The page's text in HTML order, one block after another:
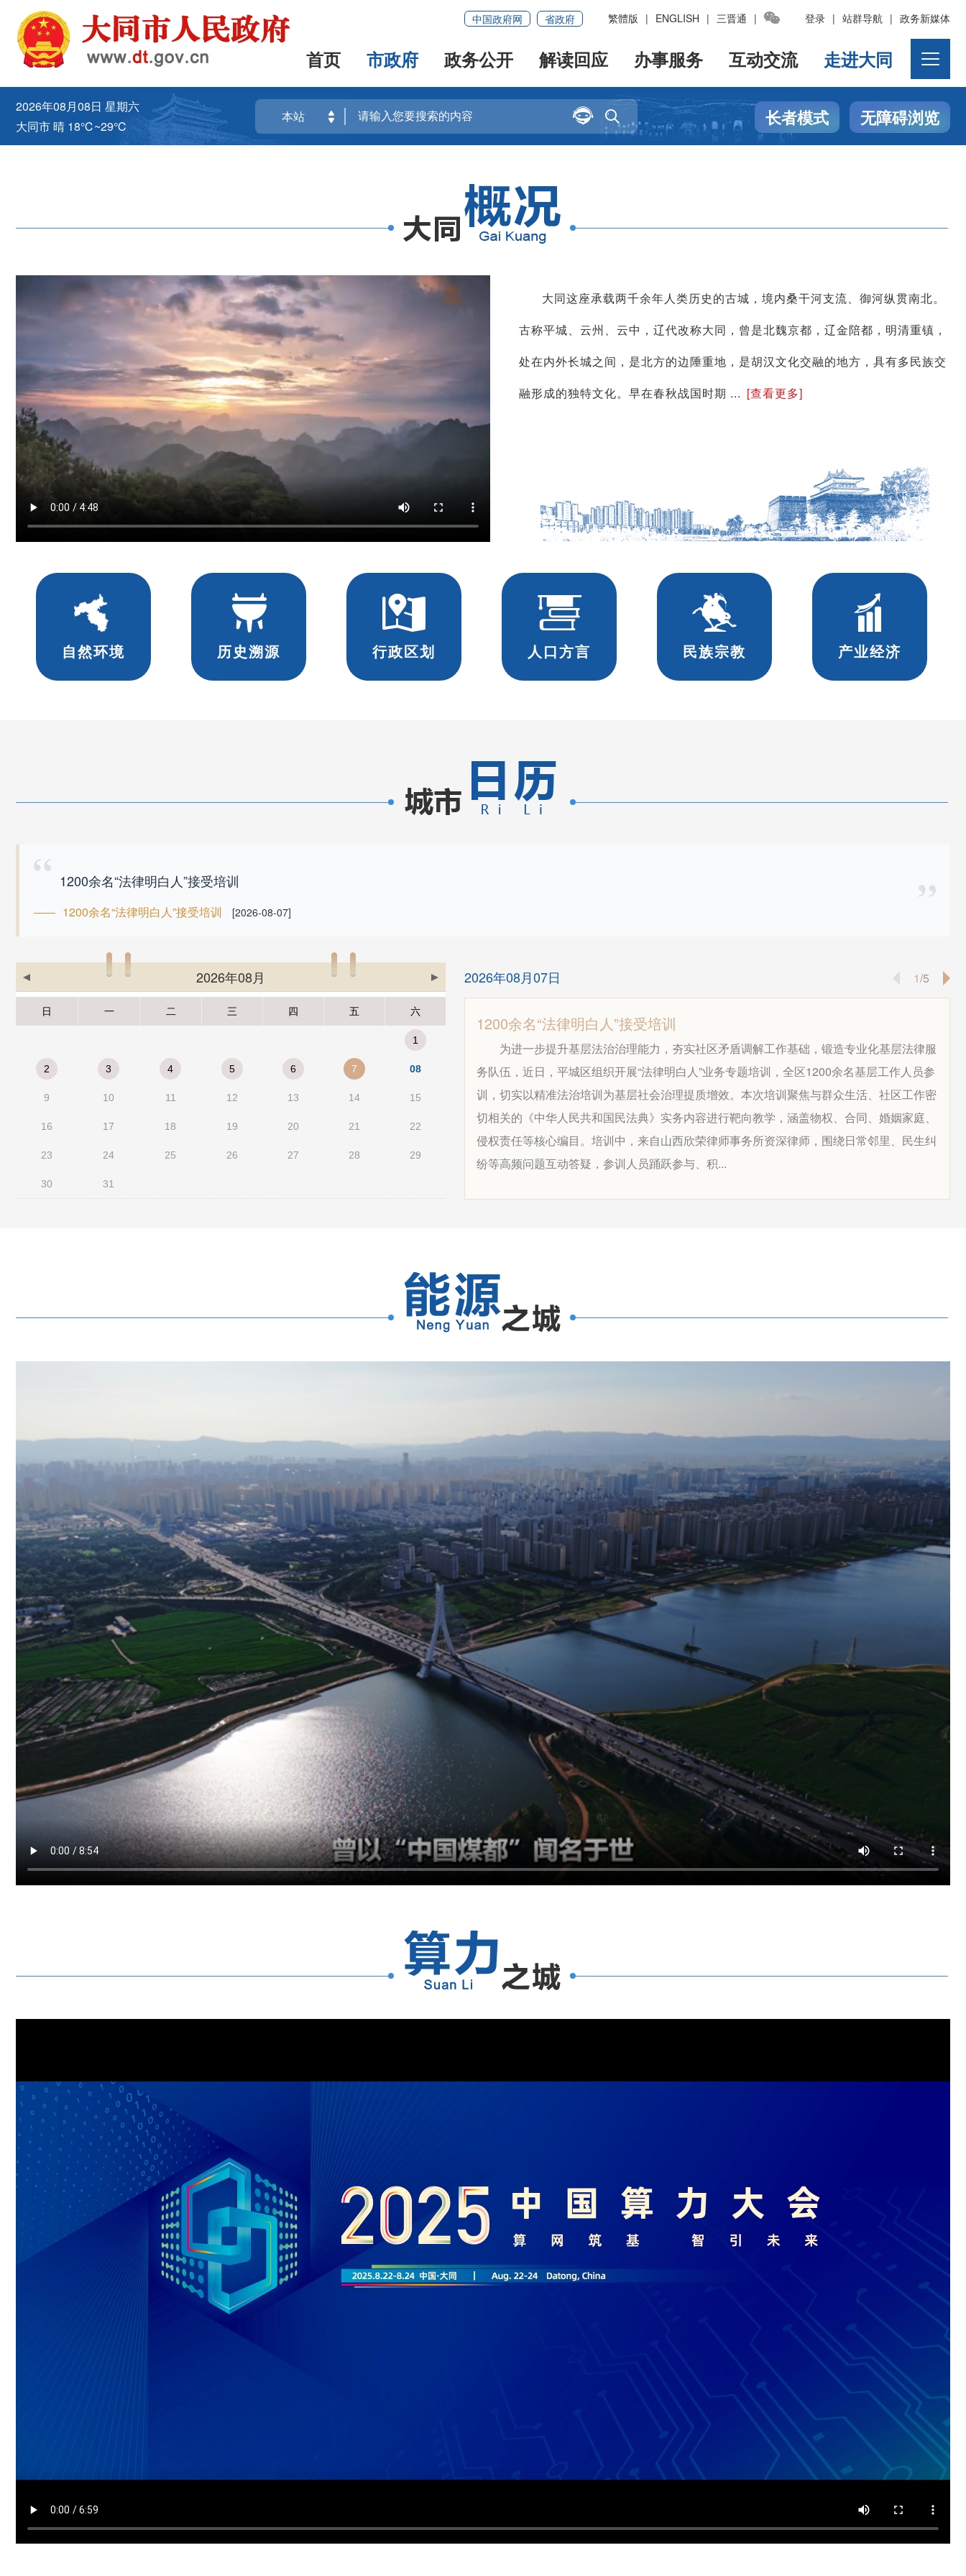
登录 | 站群导航 | 政务新媒体
繁體版 | ENGLISH | 三晋通 | 
中国政府网 省政府
首页 市政府 政务公开 解读回应 办事服务 互动交流 走进大同
2026年08月08日 星期六
大同市晴 18℃~29℃
本站 
 长者模式 无障碍浏览
大同这座承载两千余年人类历史的古城，境内桑干河支流、御河纵贯南北。
古称平城、云州、云中，辽代改称大同，曾是北魏京都，辽金陪都，明清重镇，
处在内外长城之间，是北方的边陲重地，是胡汉文化交融的地方，具有多民族交
融形成的独特文化。早在春秋战国时期 ... [查看更多]
自然环境 历史溯源 行政区划 人口方言 民族宗教 产业经济
1200余名“法律明白人”接受培训
1200余名“法律明白人”接受培训 [2026-08-07]
2026年08月
日 一 二 三 四 五 六
1
2 3 4 5 6 7 08
9 10 11 12 13 14 15
16 17 18 19 20 21 22
23 24 25 26 27 28 29
30 31
1/5
2026年08月07日
1200余名“法律明白人”接受培训
为进一步提升基层法治治理能力，夯实社区矛盾调解工作基础，锻造专业化基层法律服
务队伍，近日，平城区组织开展“法律明白人”业务专题培训，全区1200余名基层工作人员参
训，切实以精准法治培训为基层社会治理提质增效。本次培训聚焦与群众生活、社区工作密
切相关的《中华人民共和国民法典》实务内容进行靶向教学，涵盖物权、合同、婚姻家庭、
侵权责任等核心编目。培训中，来自山西欣荣律师事务所资深律师，围绕日常邻里、民生纠
纷等高频问题互动答疑，参训人员踊跃参与、积...